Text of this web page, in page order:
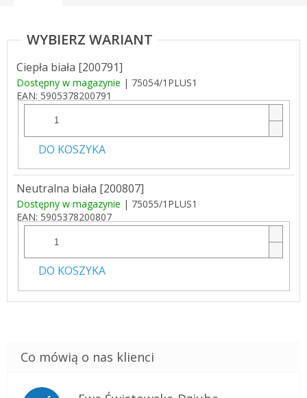
Ciepła biała [200791]
Dostępny w magazynie | 75054/1PLUS1
EAN: 5905378200791
DO KOSZYKA
Neutralna biała [200807]
Dostępny w magazynie | 75055/1PLUS1
EAN: 5905378200807
DO KOSZYKA